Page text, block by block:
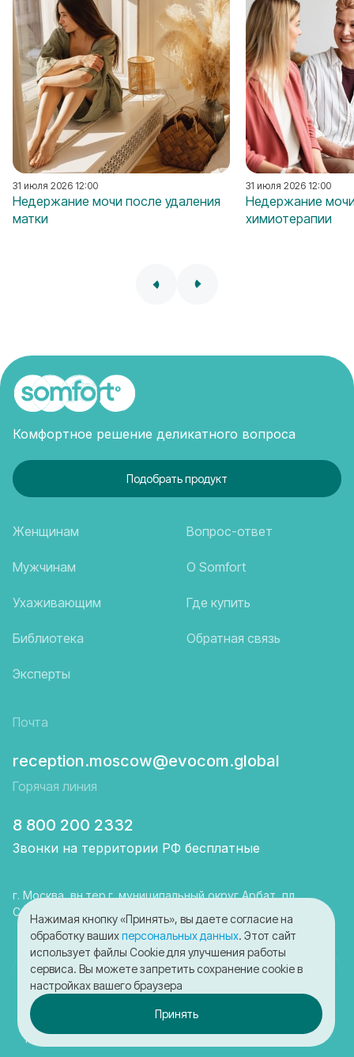
31 июля 2026 12:00
Недержание мочи после удаления
матки
31 июля 2026 12:00
Недержание
химиотерапии
Комфортное решение деликатного вопроса
Подобрать продукт
Почта
reception.moscow@evocom.global
Горячая линия
8 800 200 2332
Звонки на территории РФ бесплатные
Женщинам
Мужчинам
Ухаживающим
Библиотека
Вопрос-ответ
О Somfort
Где купить
Обратная связь
Эксперты
г. Москва, вн.тер.г. муниципальный округ Арбат, пл
Смоленская, д. 3, помещ. 1/6
© 2025-2026 ООО "ЭвоКом"
Политика конфиденциальности
Согласие на обработку cookies
Пользовательское соглашение
Нажимая кнопку «Принять», вы даете согласие на
обработку вашихперсональных данных. Этот сайт
использует файлы Cookie для улучшения работы
сервиса. Вы можете запретить сохранение cookie в
настройках вашего браузера
Принять